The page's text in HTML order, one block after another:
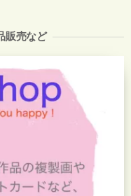
販売など